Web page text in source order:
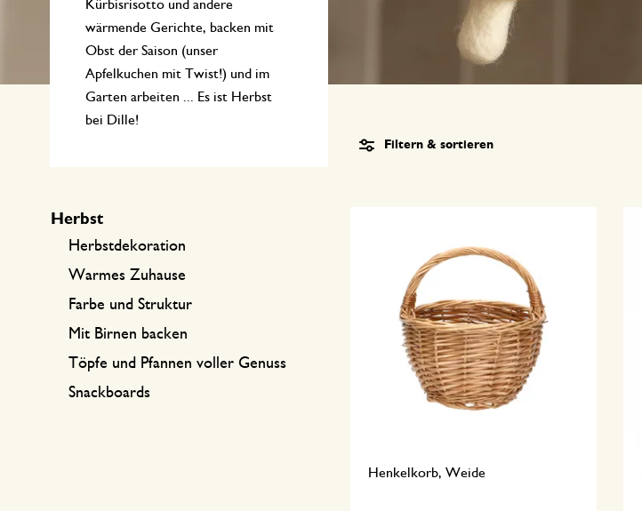
Tee-Zubehör
Kaffee-Zubehör
International kochen
Körbe
Schreiben & Hobby
Kürbisrisotto und andere
wärmende Gerichte, backen mit
Obst der Saison (unser
Apfelkuchen mit Twist!) und im
Garten arbeiten ... Es ist Herbst
bei Dille!
Herbst
Herbstdekoration
Warmes Zuhause
Farbe und Struktur​
Mit Birnen backen
Töpfe und Pfannen voller Genuss
Snackboards
Filtern & sortieren
Henkelkorb, Weide